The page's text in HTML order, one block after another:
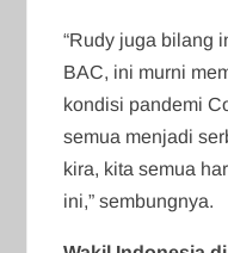
“Rudy juga bilang
BAC, ini murni
kondisi pandemi
semua menjadi
kira, kita semua
ini,” sembungnya.